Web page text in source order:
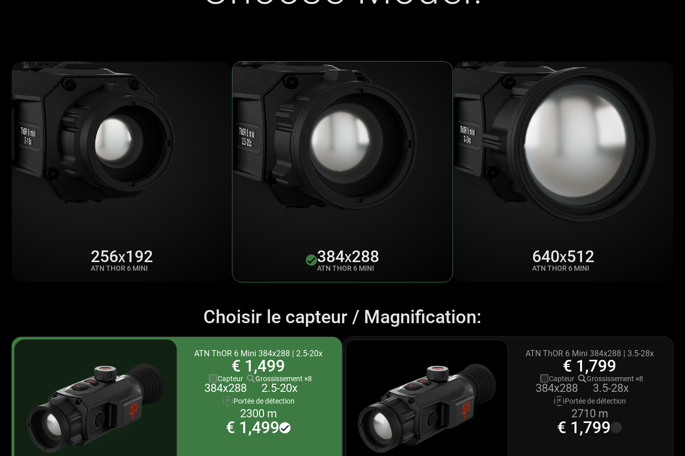
256X192
ATN THOR 6 MINI
384X288
ATN THOR 6 MINI
640X512
ATN THOR 6 MINI
Choisir le capteur / Magnification:
ATN ThOR 6 Mini 384x288 | 2.5-20x
€ 1,499
Capteur
384x288
Grossissement ×8
2.5-20x
Portée de détection
2300 m
€ 1,499
ATN ThOR 6 Mini 384x288 | 3.5-28x
€ 1,799
Capteur
384x288
Grossissement ×8
3.5-28x
Portée de détection
2710 m
€ 1,799